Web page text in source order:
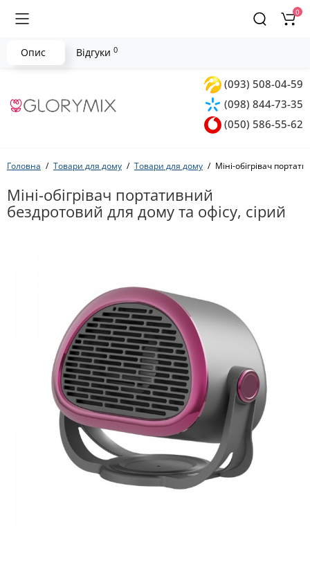
(093) 508-04-59
(098) 844-73-35
(050) 586-55-62
0
Головна Товари для дому Товари для дому Міні-обігрівач
Міні-обігрівач портативний
бездротовий для дому та офісу, сірий
Опис Відгуки 0